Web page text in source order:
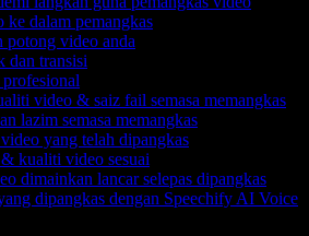
ke dalam pemangkas
potong video anda
dan transisi
video & saiz fail semasa memangkas
lazim semasa memangkas
yang telah dipangkas
kualiti video sesuai
dimainkan lancar selepas dipangkas
dipangkas dengan Speechify AI Voice